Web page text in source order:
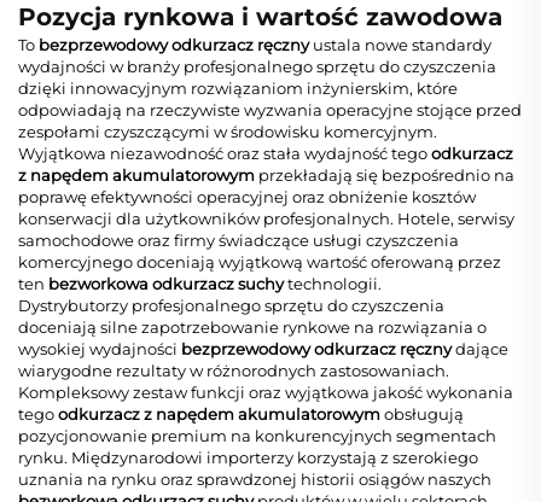
Pozycja rynkowa i wartość zawodowa
To bezprzewodowy odkurzacz ręcznyustala nowe standardy
wydajności w branży profesjonalnego sprzętu do czyszczenia
dzięki innowacyjnym rozwiązaniom inżynierskim, które
odpowiadają na rzeczywiste wyzwania operacyjne stojące przed
zespołami czyszczącymi w środowisku komercyjnym.
Wyjątkowa niezawodność oraz stała wydajność tegoodkurzacz
z napędem akumulatorowym przekładają się bezpośrednio na
poprawę efektywności operacyjnej oraz obniżenie kosztów
konserwacji dla użytkowników profesjonalnych. Hotele, serwisy
samochodowe oraz firmy świadczące usługi czyszczenia
komercyjnego doceniają wyjątkową wartość oferowaną przez
ten bezworkowa odkurzacz suchytechnologii.
Dystrybutorzy profesjonalnego sprzętu do czyszczenia
doceniają silne zapotrzebowanie rynkowe na rozwiązania o
wysokiej wydajności bezprzewodowy odkurzacz ręcznydające
wiarygodne rezultaty w różnorodnych zastosowaniach.
Kompleksowy zestaw funkcji oraz wyjątkowa jakość wykonania
tegoodkurzacz z napędem akumulatorowymobsługują
pozycjonowanie premium na konkurencyjnych segmentach
rynku. Międzynarodowi importerzy korzystają z szerokiego
uznania na rynku oraz sprawdzonej historii osiągów naszych